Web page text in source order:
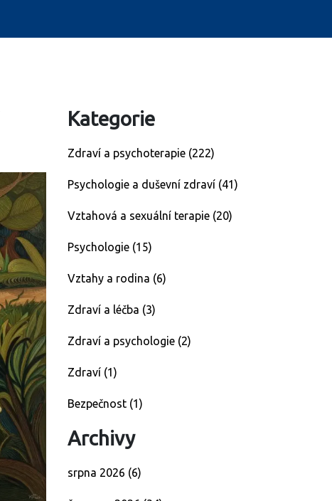
Kategorie
Zdraví a psychoterapie (222)
Psychologie a duševní zdraví (41)
Vztahová a sexuální terapie (20)
Psychologie (15)
Vztahy a rodina (6)
Zdraví a léčba (3)
Zdraví a psychologie (2)
Zdraví (1)
Bezpečnost (1)
Archivy
srpna 2026 (6)